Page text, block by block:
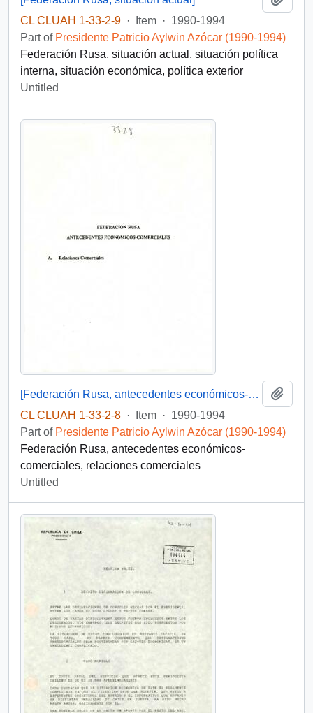
CL CLUAH 1-33-2-9 · Item · 1990-1994
Part of Presidente Patricio Aylwin Azócar (1990-1994)
Federación Rusa, situación actual, situación política
interna, situación económica, política exterior
Untitled
[Federación Rusa, antecedentes económicos-comerciales]
CL CLUAH 1-33-2-8 · Item · 1990-1994
Part of Presidente Patricio Aylwin Azócar (1990-1994)
Federación Rusa, antecedentes económicos-
comerciales, relaciones comerciales
Untitled